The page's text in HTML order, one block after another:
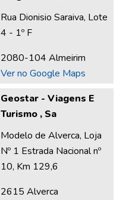
Rua Dionisio Saraiva, Lote
4 - 1º F
2080-104 Almeirim
Ver no Google Maps
Geostar - Viagens E
Turismo , Sa
Modelo de Alverca, Loja
Nº 1 Estrada Nacional nº
10, Km 129,6
2615 Alverca